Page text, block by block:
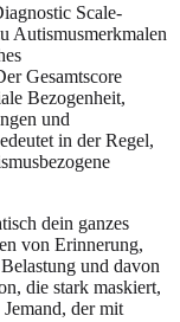
Scale-
Autismusmerkmalen
Gesamtscore
Bezogenheit,
und
in der Regel,
dein ganzes
von Erinnerung,
und davon
die stark maskiert,
der mit